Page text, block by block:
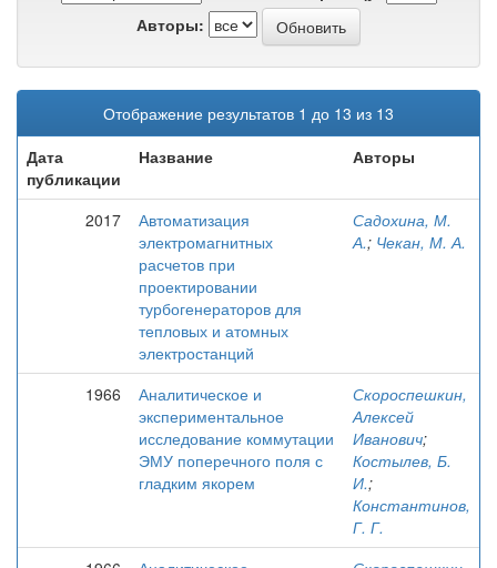
Авторы:
Отображение результатов 1 до 13 из 13
Дата
публикации
Название Авторы
2017
Автоматизация
электромагнитных
расчетов при
проектировании
турбогенераторов для
тепловых и атомных
электростанций
Садохина, М.
А.; Чекан, М. А.
1966
Аналитическое и
экспериментальное
исследование коммутации
ЭМУ поперечного поля с
гладким якорем
Скороспешкин,
Алексей
Иванович;
Костылев, Б.
И.;
Константинов,
Г. Г.